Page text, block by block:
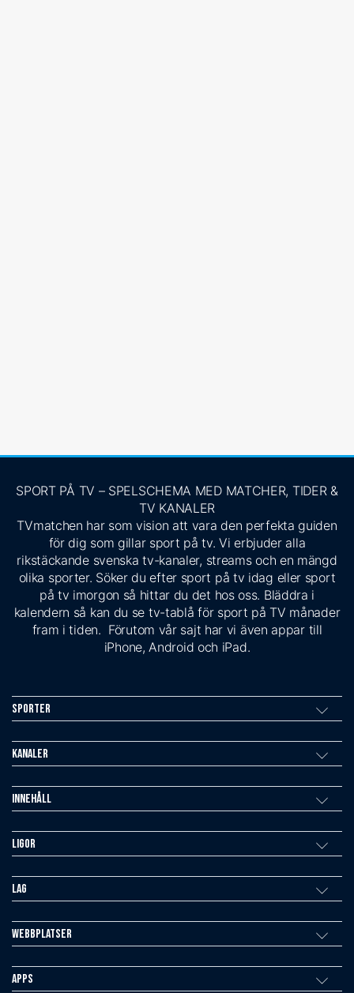
SPORT PÅ TV – SPELSCHEMA MED MATCHER, TIDER &
TV KANALER
TVmatchen har som vision att vara den perfekta guiden
för dig som gillar sport på tv. Vi erbjuder alla
rikstäckande svenska tv-kanaler, streams och en mängd
olika sporter. Söker du efter sport på tv idag eller sport
på tv imorgon så hittar du det hos oss. Bläddra i
kalendern så kan du se tv-tablå för sport på TV månader
fram i tiden. Förutom vår sajt har vi även appar till
iPhone, Android och iPad.
Sporter
Kanaler
Innehåll
Ligor
Lag
Webbplatser
Apps